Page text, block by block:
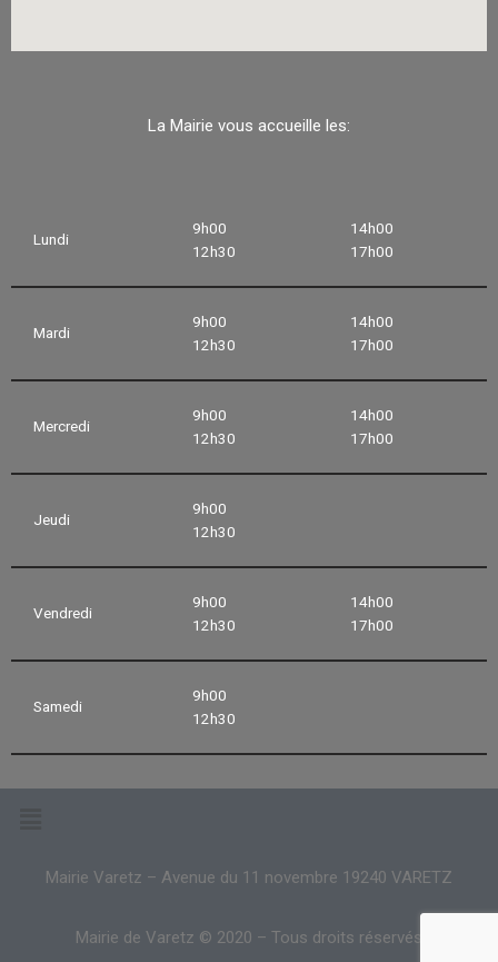
La Mairie vous accueille les:
Lundi
9h00
12h30
14h00
17h00
Mardi
9h00
12h30
14h00
17h00
Mercredi
9h00
12h30
14h00
17h00
Jeudi
9h00
12h30
Vendredi
9h00
12h30
14h00
17h00
Samedi
9h00
12h30
Mairie Varetz – Avenue du 11 novembre 19240 VARETZ
Mairie de Varetz © 2020 – Tous droits réservés